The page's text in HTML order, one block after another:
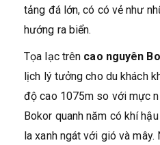
tảng đá lớn, có có vẻ như
hướng ra biển.
Tọa lạc trên cao nguyên
lịch lý tưởng cho du khách
độ cao 1075m so với mực
Bokor quanh năm có khí
la xanh ngát với gió và